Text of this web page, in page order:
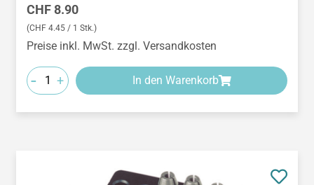
Regulärer Preis:
CHF 8.90
(CHF 4.45 / 1 Stk.)
Preise inkl. MwSt. zzgl. Versandkosten
- + In den Warenkorb